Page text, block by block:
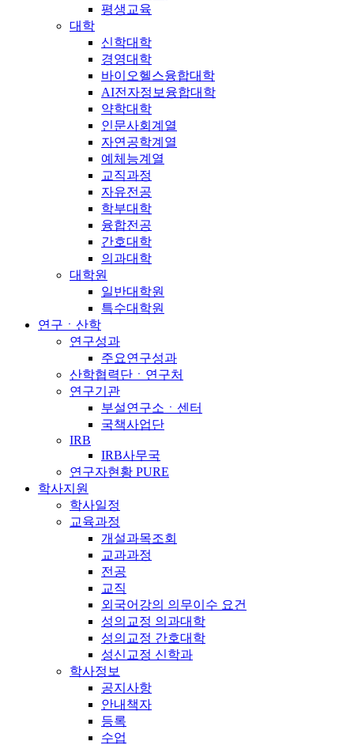
평생교육
대학
신학대학
경영대학
바이오헬스융합대학
AI전자정보융합대학
약학대학
인문사회계열
자연공학계열
예체능계열
교직과정
자유전공
학부대학
융합전공
간호대학
의과대학
대학원
일반대학원
특수대학원
연구ㆍ산학
연구성과
주요연구성과
산학협력단ㆍ연구처
연구기관
부설연구소ㆍ센터
국책사업단
IRB
IRB사무국
연구자현황 PURE
학사지원
학사일정
교육과정
개설과목조회
교과과정
전공
교직
외국어강의 의무이수 요건
성의교정 의과대학
성의교정 간호대학
성신교정 신학과
학사정보
공지사항
안내책자
등록
수업